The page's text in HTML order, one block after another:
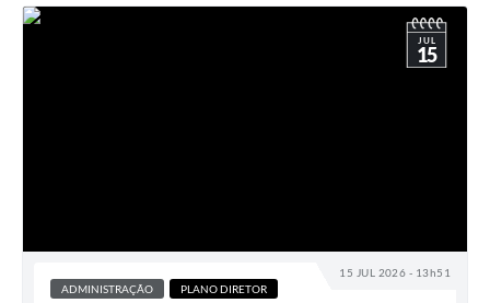
15 JUL 2026 - 13h51
JUL
15
ADMINISTRAÇÃO PLANO DIRETOR